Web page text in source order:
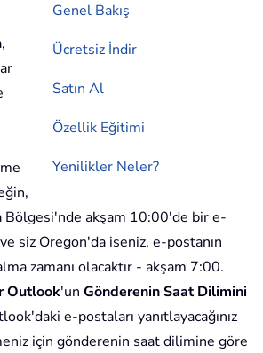
Genel Bakış
Ücretsiz İndir
Satın Al
Özellik Eğitimi
Yenilikler Neler?
Bölgesi'nde akşam 10:00'de bir e-
siz Oregon'da iseniz, e-postanın
zamanı olacaktır - akşam 7:00.
Outlook'un Gönderenin Saat Dilimini
e-postaları yanıtlayacağınız
için gönderenin saat dilimine göre